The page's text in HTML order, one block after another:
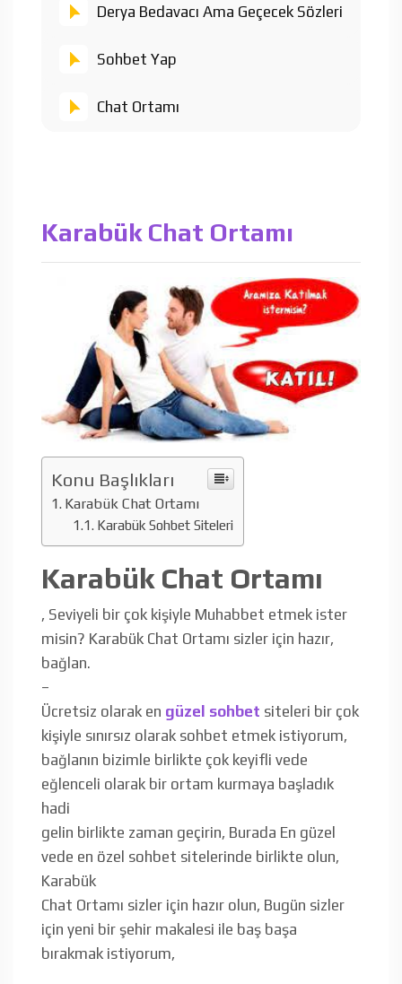
Derya Bedavacı Ama Geçecek Sözleri
Sohbet Yap
Chat Ortamı
Karabük Chat Ortamı
Konu Başlıkları
Karabük Chat Ortamı
Karabük Sohbet Siteleri
Karabük Chat Ortamı
, Seviyeli bir çok kişiyle Muhabbet etmek ister
misin? Karabük Chat Ortamı sizler için hazır,
bağlan.
–
Ücretsiz olarak en güzel sohbet siteleri bir çok
kişiyle sınırsız olarak sohbet etmek istiyorum,
bağlanın bizimle birlikte çok keyifli vede
eğlenceli olarak bir ortam kurmaya başladık
hadi
gelin birlikte zaman geçirin, Burada En güzel
vede en özel sohbet sitelerinde birlikte olun,
Karabük
Chat Ortamı sizler için hazır olun, Bugün sizler
için yeni bir şehir makalesi ile baş başa
bırakmak istiyorum,